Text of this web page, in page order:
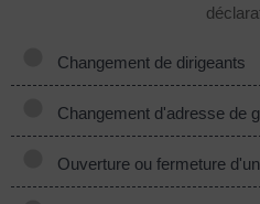
Changement de dirigeants
Changement d'adresse de
Ouverture ou fermeture